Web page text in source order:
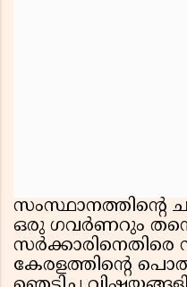
സംസ്ഥാനത്തിൻ്റെ
ഒരു ഗവർണറും തൻ്റെ
സർക്കാരിനെതിരെ
കേരളത്തിൻ്റെ